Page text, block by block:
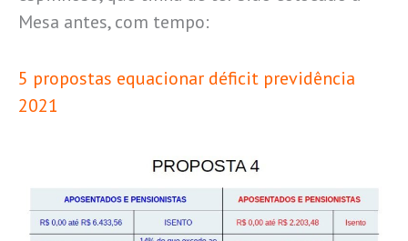
Mesa antes, com tempo:
5 propostas equacionar déficit previdência
2021